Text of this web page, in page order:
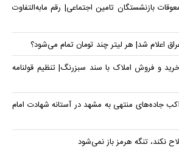
بازنشستگان تامین اجتماعی| رقم مابه‌التفاوت
اعلام شد| هر لیتر چند تومان تمام می‌شود؟
و فروش املاک با سند سبزرنگ| تنظیم قولنامه
جاده‌های منتهی به مشهد در آستانه شهادت امام
نکند، تنگه هرمز باز نمی‌شود